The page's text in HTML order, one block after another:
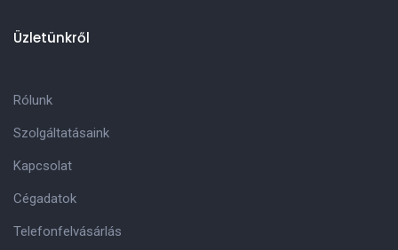
Üzletünkről
Rólunk
Szolgáltatásaink
Kapcsolat
Cégadatok
Telefonfelvásárlás